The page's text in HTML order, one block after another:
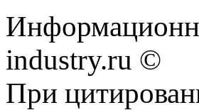
industry.ru ©
При